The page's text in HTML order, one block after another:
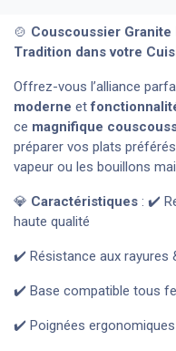
🍲 Couscoussier
Tradition dans votre
Offrez-vous l’alliance
moderne et
ce magnifique
préparer vos plats
vapeur ou les bouillons
💎 Caractéristiques : ✔️
haute qualité
✔️ Résistance aux rayures
✔️ Base compatible tous
✔️ Poignées